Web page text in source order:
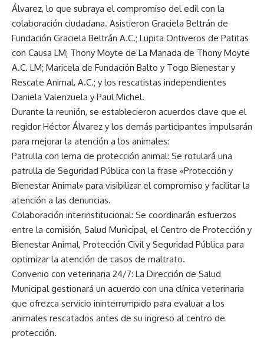
Álvarez, lo que subraya el compromiso del edil con la
colaboración ciudadana. Asistieron Graciela Beltrán de
Fundación Graciela Beltrán A.C.; Lupita Ontiveros de Patitas
con Causa LM; Thony Moyte de La Manada de Thony Moyte
A.C. LM; Maricela de Fundación Balto y Togo Bienestar y
Rescate Animal, A.C.; y los rescatistas independientes
Daniela Valenzuela y Paul Michel.
Durante la reunión, se establecieron acuerdos clave que el
regidor Héctor Álvarez y los demás participantes impulsarán
para mejorar la atención a los animales:
Patrulla con lema de protección animal: Se rotulará una
patrulla de Seguridad Pública con la frase «Protección y
Bienestar Animal» para visibilizar el compromiso y facilitar la
atención a las denuncias.
Colaboración interinstitucional: Se coordinarán esfuerzos
entre la comisión, Salud Municipal, el Centro de Protección y
Bienestar Animal, Protección Civil y Seguridad Pública para
optimizar la atención de casos de maltrato.
Convenio con veterinaria 24/7: La Dirección de Salud
Municipal gestionará un acuerdo con una clínica veterinaria
que ofrezca servicio ininterrumpido para evaluar a los
animales rescatados antes de su ingreso al centro de
protección.